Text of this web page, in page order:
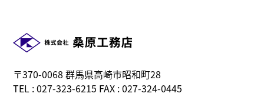
〒370-0068 群馬県高崎市昭和町28
TEL : 027-323-6215 FAX : 027-324-0445